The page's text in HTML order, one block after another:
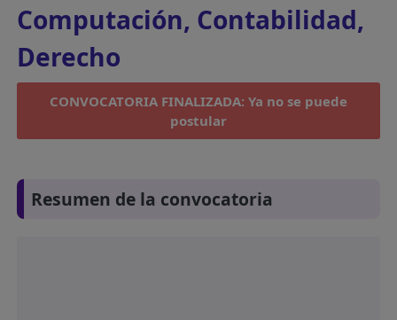
Computación, Contabilidad,
Derecho
CONVOCATORIA FINALIZADA: Ya no se puede
postular
Resumen de la convocatoria